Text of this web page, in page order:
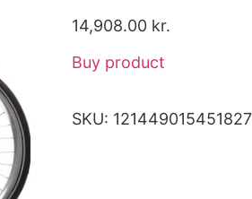
14,908.00 kr.
Buy product
SKU: